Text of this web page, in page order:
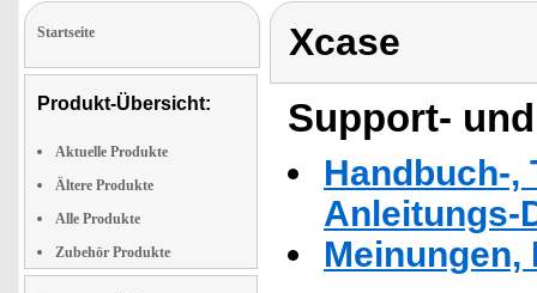
Startseite
Produkt-Übersicht:
Aktuelle Produkte
Ältere Produkte
Alle Produkte
Zubehör Produkte
Xcase
Support-
Handbuch-,
Anleitungs-